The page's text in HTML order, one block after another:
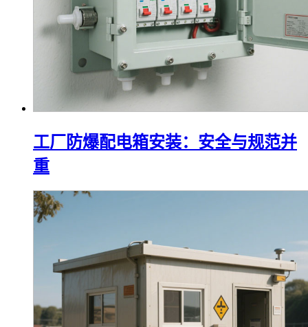
工厂防爆配电箱安装：安全与规范并
重